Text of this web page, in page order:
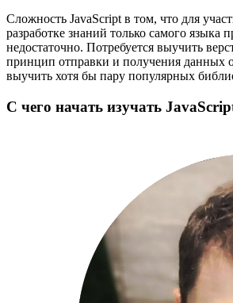
Сложность JavaScript в том, что для
разработке знаний только самого языка
недостаточно. Потребуется выучить
принцип отправки и получения данных
выучить хотя бы пару популярных
С чего начать изучать